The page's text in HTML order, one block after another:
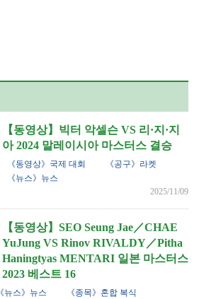
【동영상】빅터 악셀슨 VS 리·지·지
아 2024 말레이시아 마스터스 결승
《동영상》국제 대회
《공구》라켓
《뉴스》뉴스
2025/11/09
【동영상】SEO Seung Jae／CHAE
YuJung VS Rinov RIVALDY／Pitha
Haningtyas MENTARI 일본 마스터스
2023 베스트 16
《뉴스》뉴스
《종목》혼합 복식